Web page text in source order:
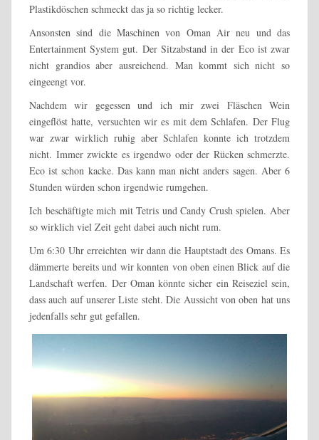
Plastikdöschen schmeckt das ja so richtig lecker.
Ansonsten sind die Maschinen von Oman Air neu und das
Entertainment System gut. Der Sitzabstand in der Eco ist zwar
nicht grandios aber ausreichend. Man kommt sich nicht so
eingeengt vor.
Nachdem wir gegessen und ich mir zwei Fläschen Wein
eingeflöst hatte, versuchten wir es mit dem Schlafen. Der Flug
war zwar wirklich ruhig aber Schlafen konnte ich trotzdem
nicht. Immer zwickte es irgendwo oder der Rücken schmerzte.
Eco ist schon kacke. Das kann man nicht anders sagen. Aber 6
Stunden würden schon irgendwie rumgehen.
Ich beschäftigte mich mit Tetris und Candy Crush spielen. Aber
so wirklich viel Zeit geht dabei auch nicht rum.
Um 6:30 Uhr erreichten wir dann die Hauptstadt des Omans. Es
dämmerte bereits und wir konnten von oben einen Blick auf die
Landschaft werfen. Der Oman könnte sicher ein Reiseziel sein,
dass auch auf unserer Liste steht. Die Aussicht von oben hat uns
jedenfalls sehr gut gefallen.